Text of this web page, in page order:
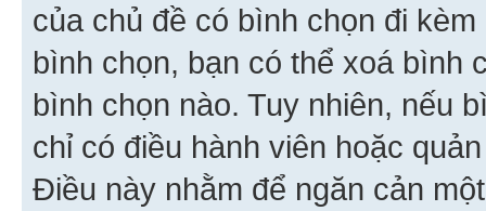
của chủ đề có bình chọn đi
bình chọn, bạn có thể xoá bình
bình chọn nào. Tuy nhiên, nếu
chỉ có điều hành viên hoặc
Điều này nhằm để ngăn cản